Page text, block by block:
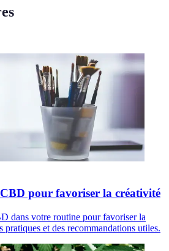
pour favoriser la créativité
dans votre routine pour favoriser la
pratiques et des recommandations utiles.